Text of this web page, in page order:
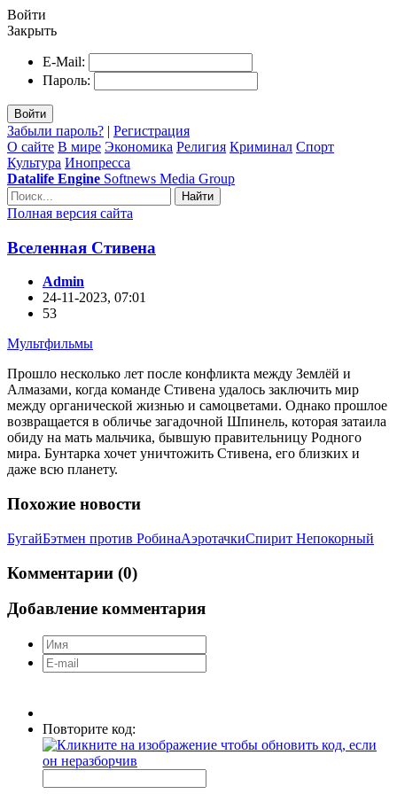
Войти
Закрыть
E-Mail:
Пароль:
Войти
Забыли пароль? | Регистрация
О сайте В мире Экономика Религия Криминал Спорт
Культура Инопресса
Datalife Engine Softnews Media Group
Найти
Полная версия сайта
Вселенная Стивена
Admin
24-11-2023, 07:01
53
Мультфильмы
Прошло несколько лет после конфликта между Землёй и
Алмазами, когда команде Стивена удалось заключить мир
между органической жизнью и самоцветами. Однако прошлое
возвращается в обличье загадочной Шпинель, которая затаила
обиду на мать мальчика, бывшую правительницу Родного
мира. Бунтарка хочет уничтожить Стивена, его близких и
даже всю планету.
Похожие новости
БугайБэтмен против РобинаАэротачкиСпирит Непокорный
Комментарии (0)
Добавление комментария
Повторите код: